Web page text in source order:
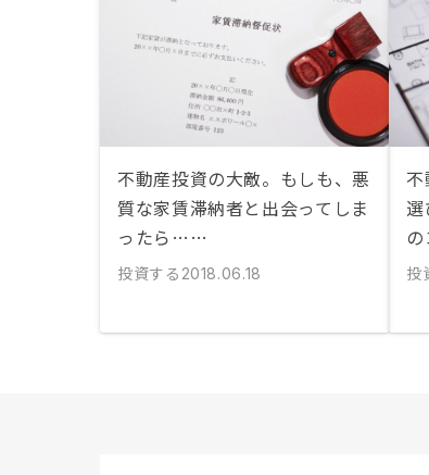
不動産投資の大敵。もしも、悪
質な家賃滞納者と出会ってしま
ったら……
投資する 2018.06.18 投